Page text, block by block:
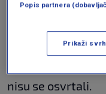
hrvatskom tržištu
srednje i
nisu se osvrtali.
Popis partnera
Prikaži